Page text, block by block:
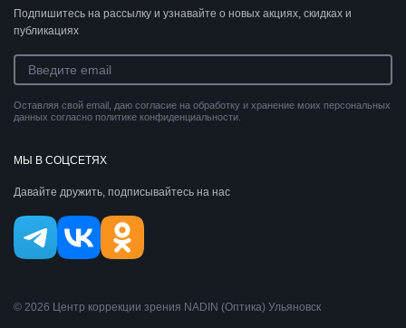
Подпишитесь на рассылку и узнавайте о новых акциях, скидках и
публикациях
Оставляя свой email, даю согласие на обработку и хранение моих персональных
данных согласно политике конфиденциальности.
МЫ В СОЦСЕТЯХ
Давайте дружить, подписывайтесь на нас
© 2026 Центр коррекции зрения NADIN (Оптика) Ульяновск